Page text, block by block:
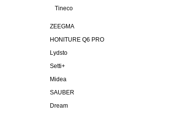
Tineco
ZEEGMA
HONITURE Q6 PRO
Lydsto
Setti+
Midea
SAUBER
Dream